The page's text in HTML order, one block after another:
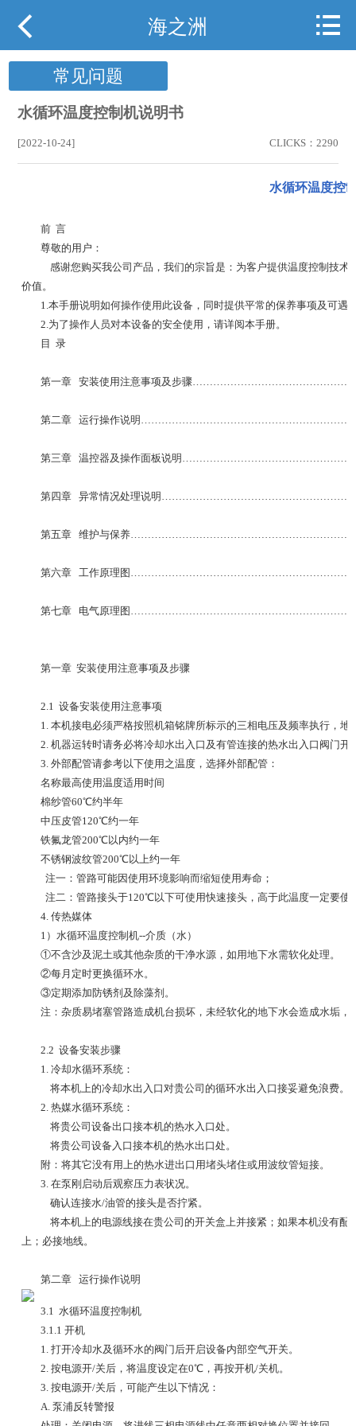
行业案例
行业动态
用户现场
携手海之洲
友情链接
合作伙伴
 海之洲 
常见问题
水循环温度控制机说明书
CLICKS：2290
[2022-10-24]
水循环温度控
前 言
尊敬的用户：
感谢您购买我公司产品，我们的宗旨是：为客户提供温度控制技
价值。
1.本手册说明如何操作使用此设备，同时提供平常的保养事项及可遇
2.为了操作人员对本设备的安全使用，请详阅本手册。
目 录
第一章 安装使用注意事项及步骤
第二章 运行操作说明
第三章 温控器及操作面板说明
第四章 异常情况处理说明
第五章 维护与保养
第六章 工作原理图
第七章 电气原理图
第一章 安装使用注意事项及步骤
2.1 设备安装使用注意事项
1. 本机接电必须严格按照机箱铭牌所标示的三相电压及频率执行，地
2. 机器运转时请务必将冷却水出入口及有管连接的热水出入口阀门开
3. 外部配管请参考以下使用之温度，选择外部配管：
名称最高使用温度适用时间
棉纱管60℃约半年
中压皮管120℃约一年
铁氟龙管200℃以内约一年
不锈钢波纹管200℃以上约一年
注一：管路可能因使用环境影响而缩短使用寿命；
注二：管路接头于120℃以下可使用快速接头，高于此温度一定要
4. 传热媒体
1）水循环温度控制机--介质（水）
①不含沙及泥土或其他杂质的干净水源，如用地下水需软化处理。
②每月定时更换循环水。
③定期添加防锈剂及除藻剂。
注：杂质易堵塞管路造成机台损坏，未经软化的地下水会造成水垢
2.2 设备安装步骤
1. 冷却水循环系统：
将本机上的冷却水出入口对贵公司的循环水出入口接妥避免浪费。
2. 热媒水循环系统：
将贵公司设备出口接本机的热水入口处。
将贵公司设备入口接本机的热水出口处。
附：将其它没有用上的热水进出口用堵头堵住或用波纹管短接。
3. 在泵刚启动后观察压力表状况。
确认连接水/油管的接头是否拧紧。
将本机上的电源线接在贵公司的开关盒上并接紧；如果本机没有
上；必接地线。
第二章 运行操作说明
3.1 水循环温度控制机
3.1.1 开机
1. 打开冷却水及循环水的阀门后开启设备内部空气开关。
2. 按电源开/关后，将温度设定在0℃，再按开机/关机。
3. 按电源开/关后，可能产生以下情况：
A. 泵浦反转警报